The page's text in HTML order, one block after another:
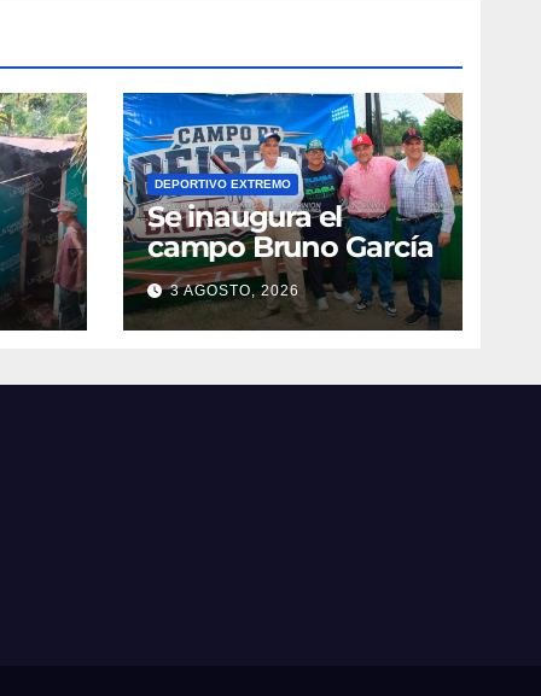
DEPORTIVO EXTREMO
Se inaugura el
campo Bruno García
3 AGOSTO, 2026